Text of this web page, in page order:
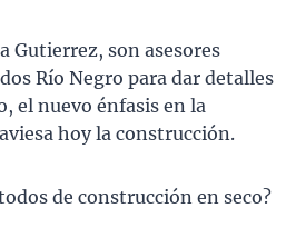
Gutierrez, son asesores
Río Negro para dar detalles
el nuevo énfasis en la
hoy la construcción.
de construcción en seco?